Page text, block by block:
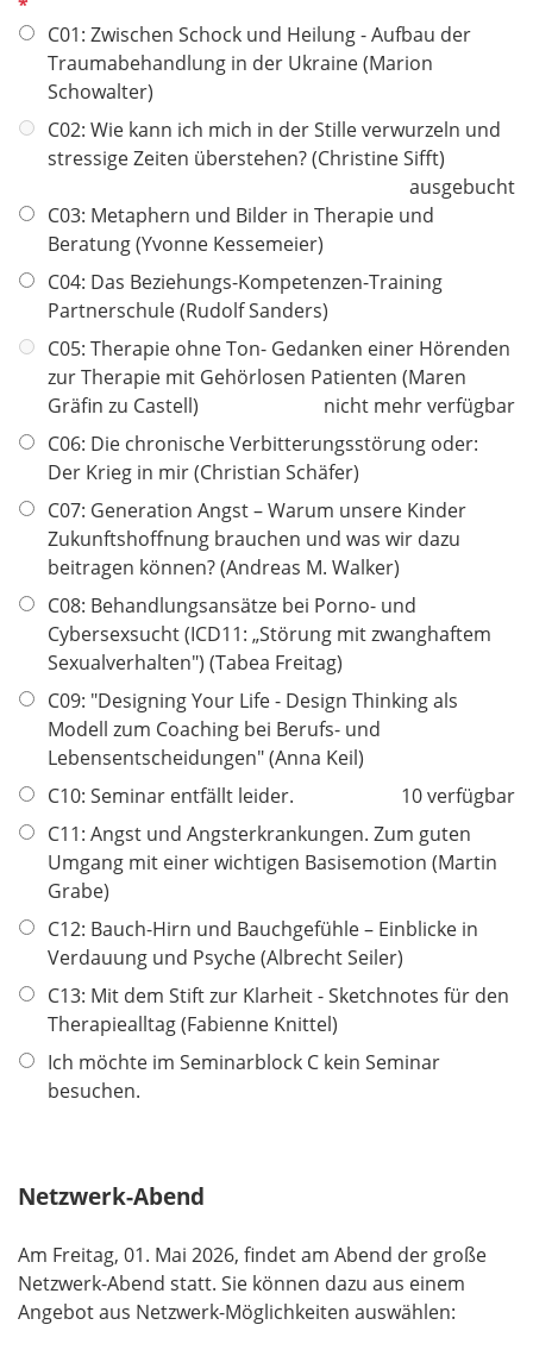
C01: Zwischen Schock und Heilung - Aufbau der
Traumabehandlung in der Ukraine (Marion
Schowalter)
C02: Wie kann ich mich in der Stille verwurzeln und
stressige Zeiten überstehen? (Christine Sifft)
ausgebucht
C03: Metaphern und Bilder in Therapie und
Beratung (Yvonne Kessemeier)
C04: Das Beziehungs-Kompetenzen-Training
Partnerschule (Rudolf Sanders)
C05: Therapie ohne Ton- Gedanken einer Hörenden
zur Therapie mit Gehörlosen Patienten (Maren
Gräfin zu Castell)
nicht mehr verfügbar
C06: Die chronische Verbitterungsstörung oder:
Der Krieg in mir (Christian Schäfer)
C07: Generation Angst – Warum unsere Kinder
Zukunftshoffnung brauchen und was wir dazu
beitragen können? (Andreas M. Walker)
C08: Behandlungsansätze bei Porno- und
Cybersexsucht (ICD11: „Störung mit zwanghaftem
Sexualverhalten") (Tabea Freitag)
C09: "Designing Your Life - Design Thinking als
Modell zum Coaching bei Berufs- und
Lebensentscheidungen" (Anna Keil)
C10: Seminar entfällt leider.
10 verfügbar
C11: Angst und Angsterkrankungen. Zum guten
Umgang mit einer wichtigen Basisemotion (Martin
Grabe)
C12: Bauch-Hirn und Bauchgefühle – Einblicke in
Verdauung und Psyche (Albrecht Seiler)
C13: Mit dem Stift zur Klarheit - Sketchnotes für den
Therapiealltag (Fabienne Knittel)
Ich möchte im Seminarblock C kein Seminar
besuchen.
Netzwerk-Abend
Am Freitag, 01. Mai 2026, findet am Abend der große
Netzwerk-Abend statt. Sie können dazu aus einem
Angebot aus Netzwerk-Möglichkeiten auswählen: